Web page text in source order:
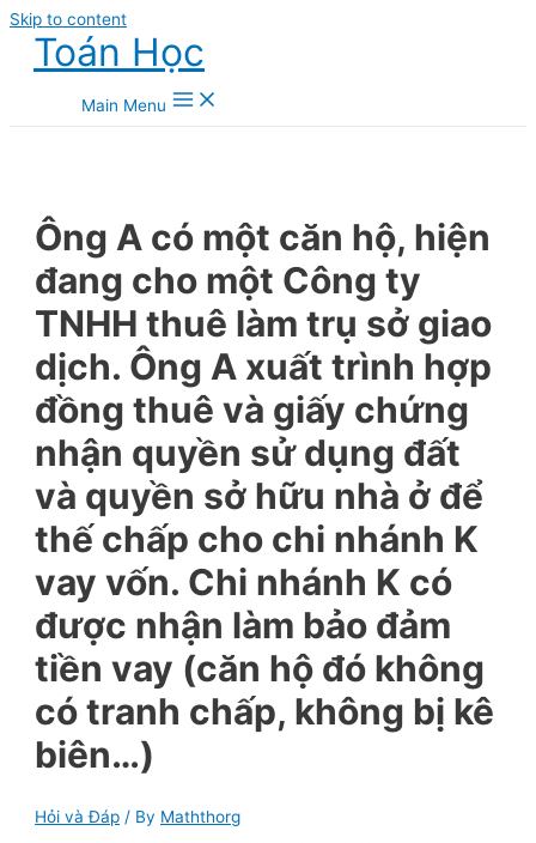
Skip to content
Toán Học
Main Menu
Ông A có một căn hộ, hiện
đang cho một Công ty
TNHH thuê làm trụ sở giao
dịch. Ông A xuất trình hợp
đồng thuê và giấy chứng
nhận quyền sử dụng đất
và quyền sở hữu nhà ở để
thế chấp cho chi nhánh K
vay vốn. Chi nhánh K có
được nhận làm bảo đảm
tiền vay (căn hộ đó không
có tranh chấp, không bị kê
biên…)
Hỏi và Đáp / By Maththorg